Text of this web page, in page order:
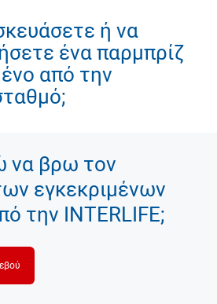
ή να
ένα παρμπρίζ
από την
να βρω τον
εγκεκριμένων
την INTERLIFE;